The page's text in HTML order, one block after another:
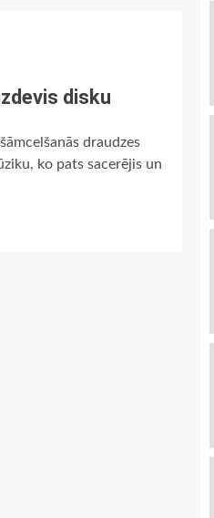
disku
draudzes
ko pats sacerējis un